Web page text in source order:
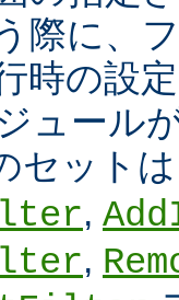
際に、
時の設
ュール
セット
,
,